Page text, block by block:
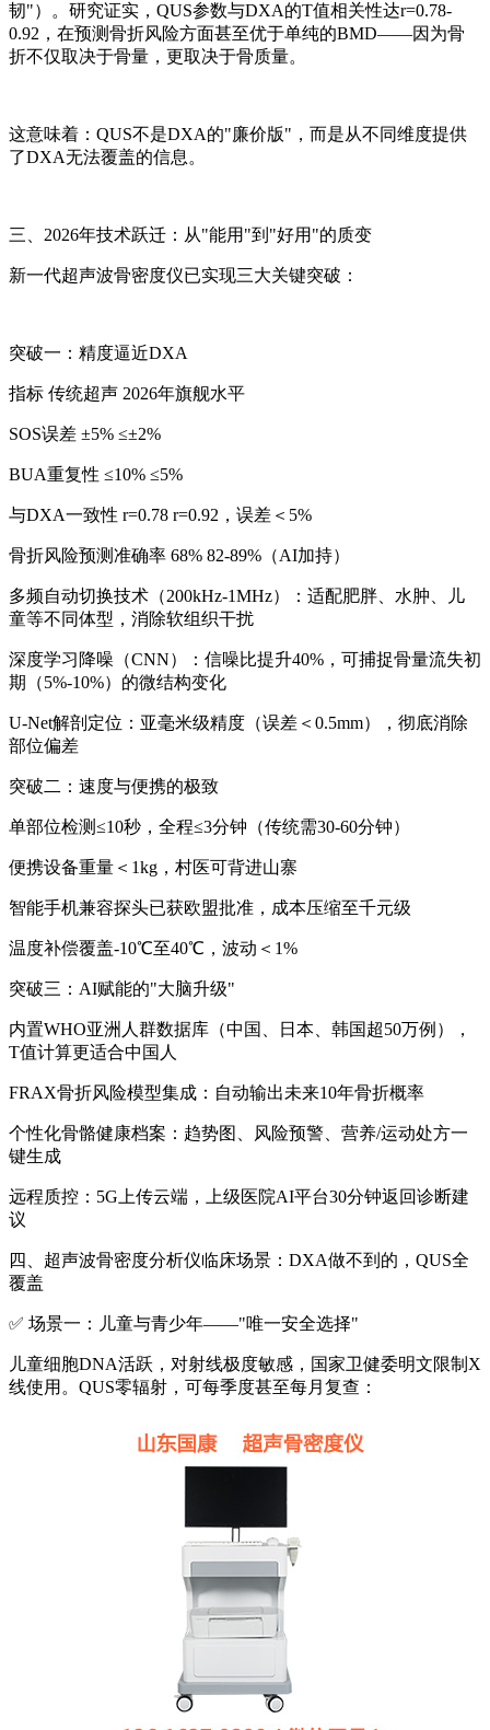
韧"）。研究证实，QUS参数与DXA的T值相关性达r=0.78-
0.92，在预测骨折风险方面甚至优于单纯的BMD——因为骨
折不仅取决于骨量，更取决于骨质量。
这意味着：QUS不是DXA的"廉价版"，而是从不同维度提供
了DXA无法覆盖的信息。
三、2026年技术跃迁：从"能用"到"好用"的质变
新一代超声波骨密度仪已实现三大关键突破：
突破一：精度逼近DXA
指标 传统超声 2026年旗舰水平
SOS误差 ±5% ≤±2%
BUA重复性 ≤10% ≤5%
与DXA一致性 r=0.78 r=0.92，误差＜5%
骨折风险预测准确率 68% 82-89%（AI加持）
多频自动切换技术（200kHz-1MHz）：适配肥胖、水肿、儿
童等不同体型，消除软组织干扰
深度学习降噪（CNN）：信噪比提升40%，可捕捉骨量流失初
期（5%-10%）的微结构变化
U-Net解剖定位：亚毫米级精度（误差＜0.5mm），彻底消除
部位偏差
突破二：速度与便携的极致
单部位检测≤10秒，全程≤3分钟（传统需30-60分钟）
便携设备重量＜1kg，村医可背进山寨
智能手机兼容探头已获欧盟批准，成本压缩至千元级
温度补偿覆盖-10℃至40℃，波动＜1%
突破三：AI赋能的"大脑升级"
内置WHO亚洲人群数据库（中国、日本、韩国超50万例），
T值计算更适合中国人
FRAX骨折风险模型集成：自动输出未来10年骨折概率
个性化骨骼健康档案：趋势图、风险预警、营养/运动处方一
键生成
远程质控：5G上传云端，上级医院AI平台30分钟返回诊断建
议
四、超声波骨密度分析仪临床场景：DXA做不到的，QUS全
覆盖
✅ 场景一：儿童与青少年——"唯一安全选择"
儿童细胞DNA活跃，对射线极度敏感，国家卫健委明文限制X
线使用。QUS零辐射，可每季度甚至每月复查：